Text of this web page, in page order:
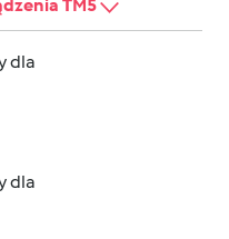
TM5
dla
dla